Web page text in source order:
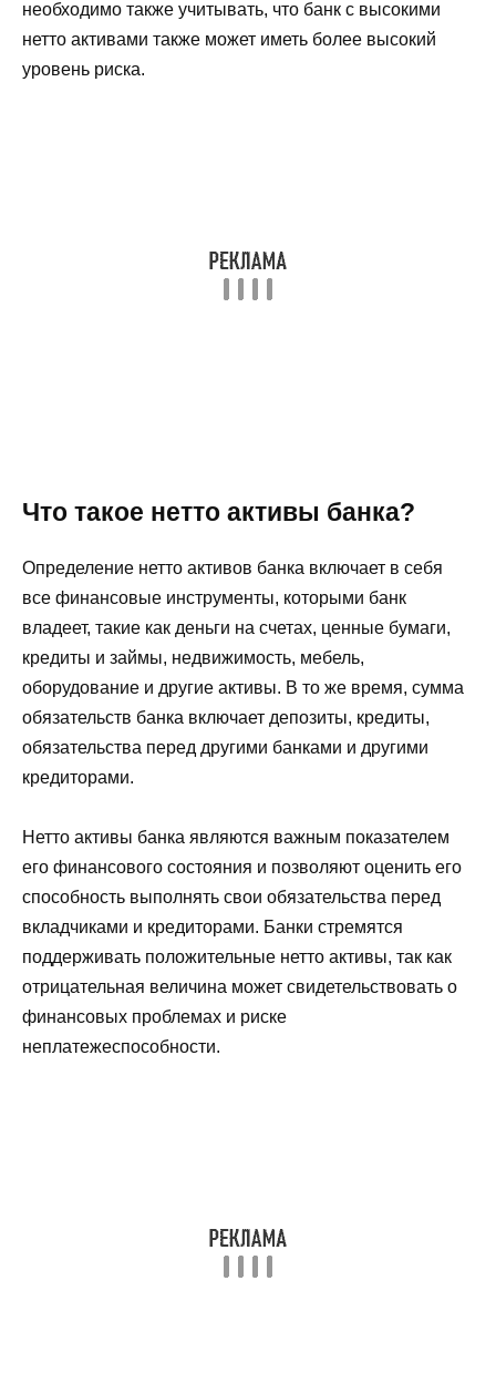
необходимо также учитывать, что банк с высокими
нетто активами также может иметь более высокий
уровень риска.
Что такое нетто активы банка?
Определение нетто активов банка включает в себя
все финансовые инструменты, которыми банк
владеет, такие как деньги на счетах, ценные бумаги,
кредиты и займы, недвижимость, мебель,
оборудование и другие активы. В то же время, сумма
обязательств банка включает депозиты, кредиты,
обязательства перед другими банками и другими
кредиторами.
Нетто активы банка являются важным показателем
его финансового состояния и позволяют оценить его
способность выполнять свои обязательства перед
вкладчиками и кредиторами. Банки стремятся
поддерживать положительные нетто активы, так как
отрицательная величина может свидетельствовать о
финансовых проблемах и риске
неплатежеспособности.